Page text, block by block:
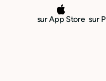
sur App Store sur